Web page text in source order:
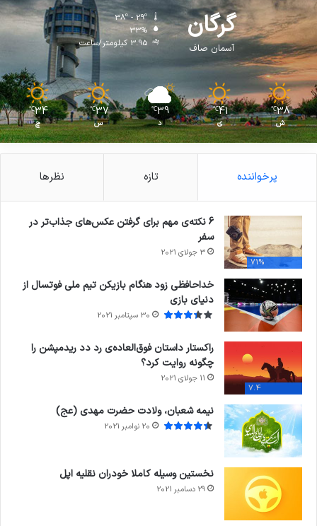
گرگان
آسمان صاف
38º - 29º
33%
3.95 کیلومتر/ساعت
38
℃
ش
41
℃
ی
39
℃
د
37
℃
س
34
℃
چ
پرخواننده تازه نظرها
71%
6 نکته‌ی مهم برای گرفتن عکس‌های جذاب‌تر در
سفر
3 جولای 2021
خداحافظی زود هنگام بازیکن تیم ملی فوتسال از
دنیای بازی
30 سپتامبر 2021
7.4
راکستار داستان فوق‌العاده‌ی رد دد ریدمپشن را
چگونه روایت کرد؟
11 جولای 2021
نیمه شعبان، ولادت حضرت مهدی (عج)
20 نوامبر 2021
نخستین وسیله کاملا خودران نقلیه اپل
29 دسامبر 2021